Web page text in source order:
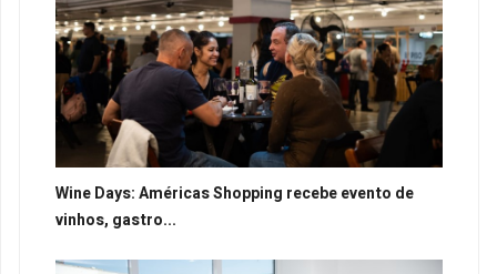
Wine Days: Américas Shopping recebe evento de
vinhos, gastro...